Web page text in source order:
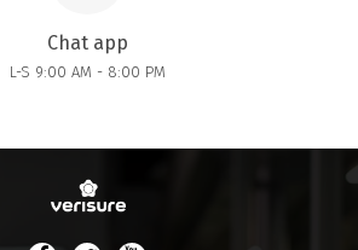
Chat app
L-S 9:00 AM - 8:00 PM